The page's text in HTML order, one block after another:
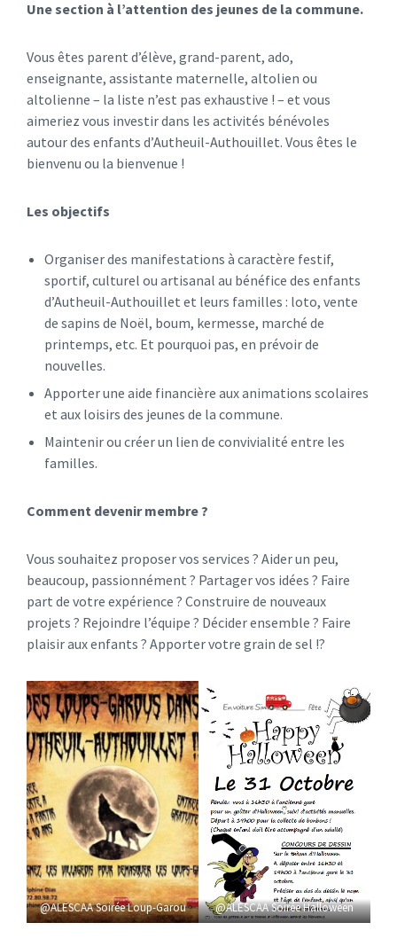
Une section à l’attention des jeunes de la commune.
Vous êtes parent d’élève, grand-parent, ado,
enseignante, assistante maternelle, altolien ou
altolienne – la liste n’est pas exhaustive ! – et vous
aimeriez vous investir dans les activités bénévoles
autour des enfants d’Autheuil-Authouillet. Vous êtes le
bienvenu ou la bienvenue !
Les objectifs
Organiser des manifestations à caractère festif,
sportif, culturel ou artisanal au bénéfice des enfants
d’Autheuil-Authouillet et leurs familles : loto, vente
de sapins de Noël, boum, kermesse, marché de
printemps, etc. Et pourquoi pas, en prévoir de
nouvelles.
Apporter une aide financière aux animations scolaires
et aux loisirs des jeunes de la commune.
Maintenir ou créer un lien de convivialité entre les
familles.
Comment devenir membre ?
Vous souhaitez proposer vos services ? Aider un peu,
beaucoup, passionnément ? Partager vos idées ? Faire
part de votre expérience ? Construire de nouveaux
projets ? Rejoindre l’équipe ? Décider ensemble ? Faire
plaisir aux enfants ? Apporter votre grain de sel !?
@ALESCAA Soirée Loup-Garou @ALESCAA Soirée Halloween